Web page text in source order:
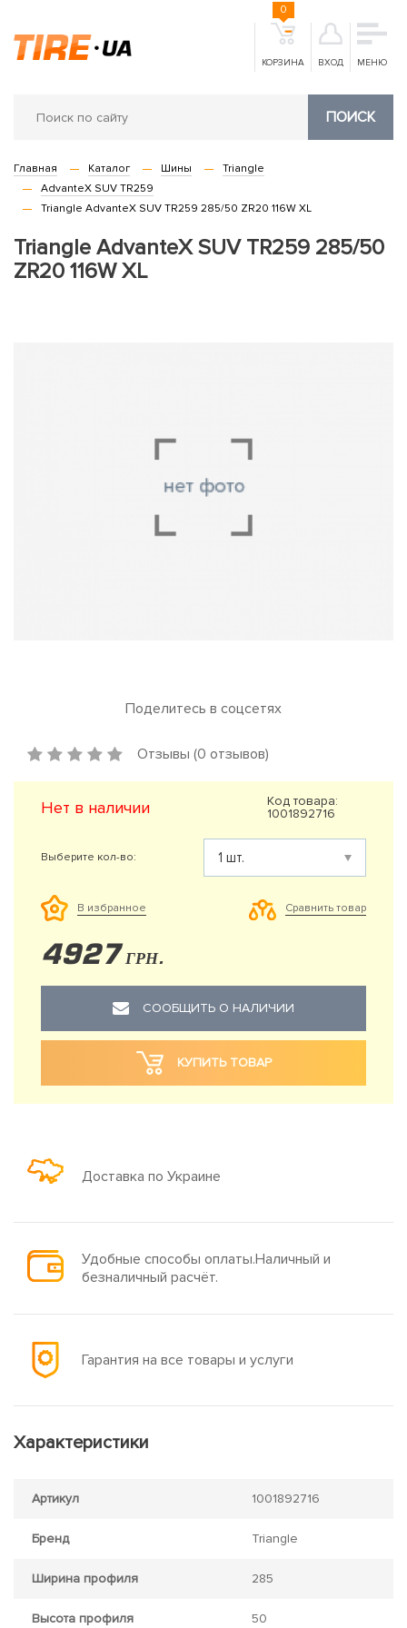
КОРЗИНА
0
ВХОД МЕНЮ
ПОИСК
Главная Каталог Шины
Triangle
AdvanteX SUV TR259
Triangle AdvanteX SUV TR259 285/50 ZR20 116W XL
Triangle AdvanteX SUV TR259 285/50
ZR20 116W XL
Поделитесь в соцсетях
Отзывы (0 отзывов)
Нет в наличии
Код товара:
1001892716
Выберите кол-во:
В избранное Сравнить товар
4927 ГРН.
СООБЩИТЬ О НАЛИЧИИ
КУПИТЬ ТОВАР
Доставка по Украине
Удобные способы оплаты.Наличный и
безналичный расчёт.
Гарантия на все товары и услуги
Характеристики
Артикул 1001892716
Бренд Triangle
Ширина профиля 285
Высота профиля 50